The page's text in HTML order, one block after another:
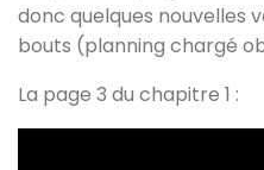
donc quelques nouvelles
bouts (planning chargé
La page 3 du chapitre 1 :